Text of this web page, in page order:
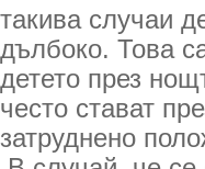
такива случаи
дълбоко. Това
детето през
често стават
затруднено